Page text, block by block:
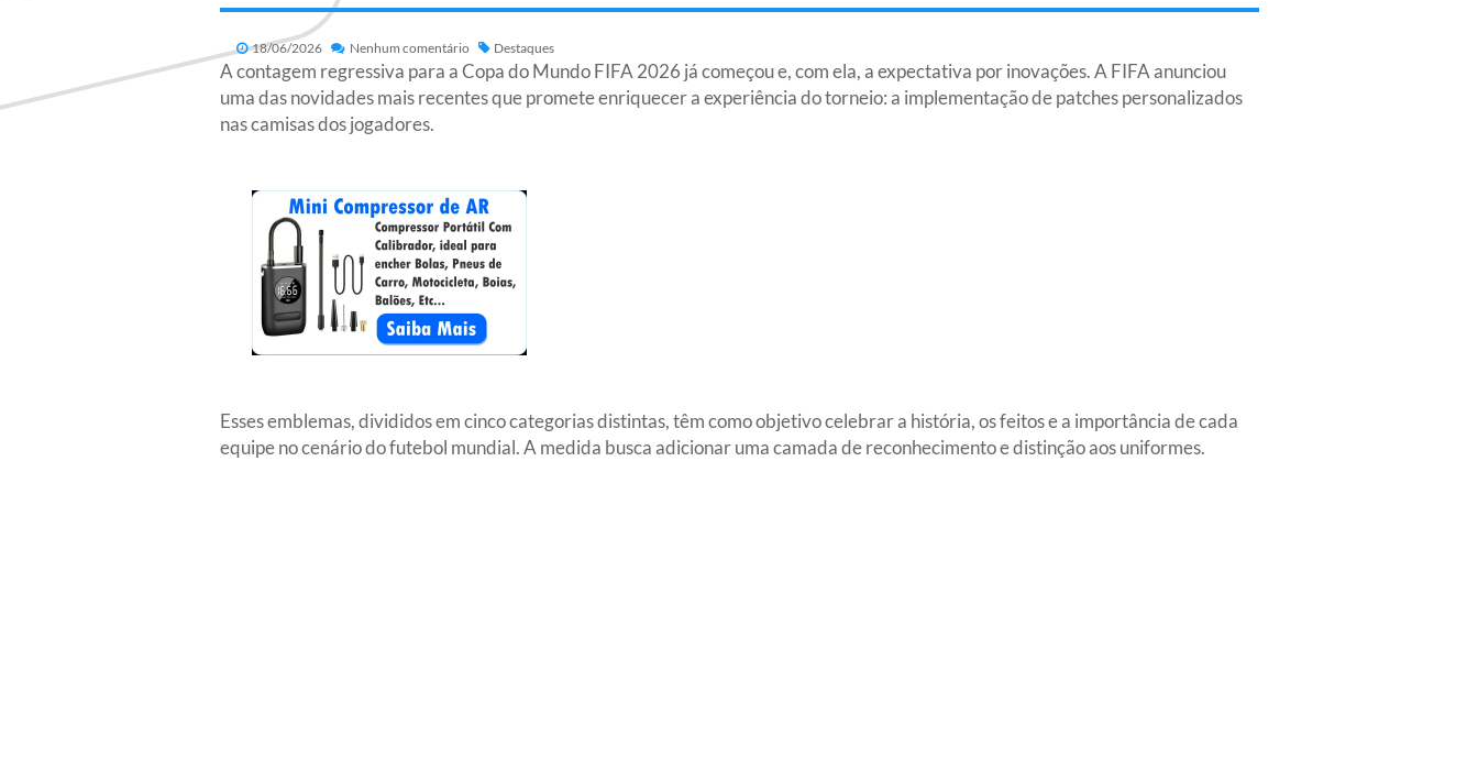
18/06/2026 Nenhum comentário Destaques
A contagem regressiva para a Copa do Mundo FIFA 2026 já começou e, com ela, a expectativa por inovações. A FIFA anunciou
uma das novidades mais recentes que promete enriquecer a experiência do torneio: a implementação de patches personalizados
nas camisas dos jogadores.
Esses emblemas, divididos em cinco categorias distintas, têm como objetivo celebrar a história, os feitos e a importância de cada
equipe no cenário do futebol mundial. A medida busca adicionar uma camada de reconhecimento e distinção aos uniformes.